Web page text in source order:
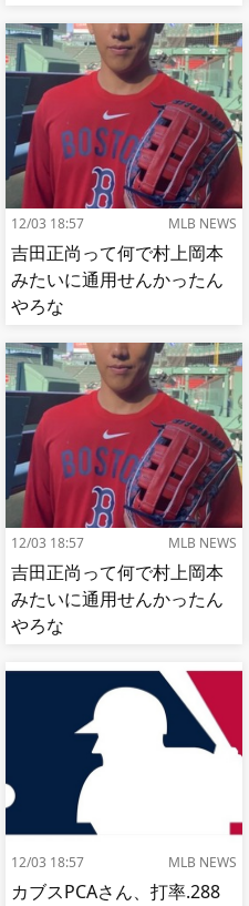
12/03 18:57 MLB NEWS
吉田正尚って何で村上岡本
みたいに通用せんかったん
やろな
12/03 18:57 MLB NEWS
吉田正尚って何で村上岡本
みたいに通用せんかったん
やろな
12/03 18:57 MLB NEWS
カブスPCAさん、打率.288